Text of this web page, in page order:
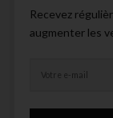
Recevez
augmenter les